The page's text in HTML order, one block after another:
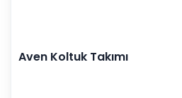
Aven Koltuk Takımı